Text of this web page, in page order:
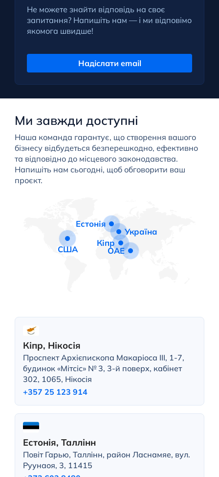
Не можете знайти відповідь на своє
запитання? Напишіть нам — і ми відповімо
якомога швидше!
Надіслати email
Ми завжди доступні
Наша команда гарантує, що створення вашого
бізнесу відбудеться безперешкодно, ефективно
та відповідно до місцевого законодавства.
Напишіть нам сьогодні, щоб обговорити ваш
проєкт.
Естонія
Україна
Кіпр
ОАЕ
США
Кіпр, Нікосія
Проспект Архієпископа Макаріоса III, 1-7,
будинок «Мітсіс» № 3, 3-й поверх, кабінет
302, 1065, Нікосія
+357 25 123 914
Естонія, Таллінн
Повіт Гарью, Таллінн, район Ласнамяе, вул.
Руунаоя, 3, 11415